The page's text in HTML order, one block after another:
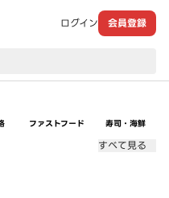
ログイン 会員登録
ファストフード 寿司・海鮮
すべて見る